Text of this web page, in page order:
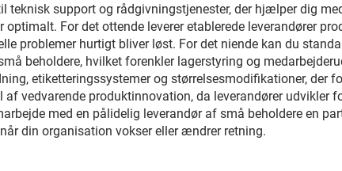
teknisk support og rådgivningstjenester, der hjælper dig
For det ottende leverer etablerede leverandører
problemer hurtigt bliver løst. For det niende kan du
beholdere, hvilket forenkler lagerstyring og
etiketteringssystemer og størrelsesmodifikationer,
vedvarende produktinnovation, da leverandører udvikler
med en pålidelig leverandør af små beholdere en
din organisation vokser eller ændrer retning.